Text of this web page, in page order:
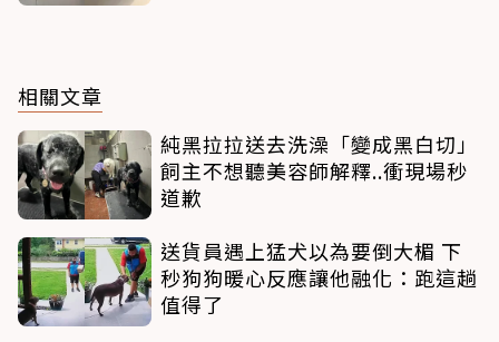
相關文章
純黑拉拉送去洗澡「變成黑白切」
飼主不想聽美容師解釋..衝現場秒
道歉
送貨員遇上猛犬以為要倒大楣 下
秒狗狗暖心反應讓他融化：跑這趟
值得了